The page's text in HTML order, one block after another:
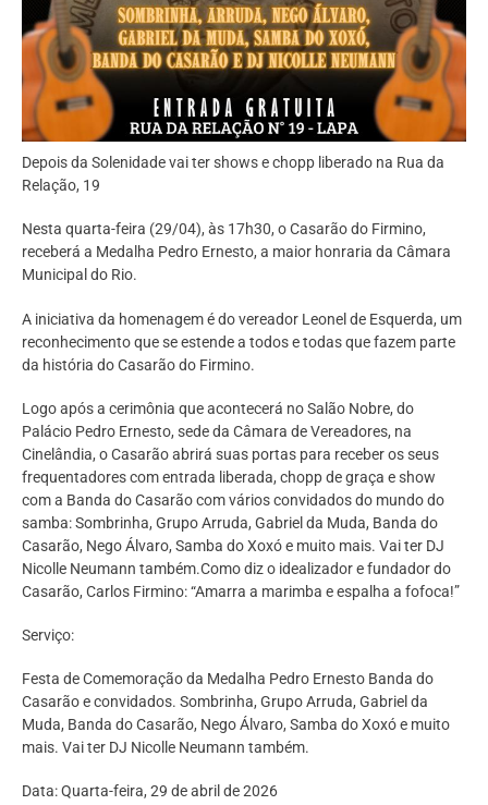
Depois da Solenidade vai ter shows e chopp liberado na Rua da
Relação, 19
Nesta quarta-feira (29/04), às 17h30, o Casarão do Firmino,
receberá a Medalha Pedro Ernesto, a maior honraria da Câmara
Municipal do Rio.
A iniciativa da homenagem é do vereador Leonel de Esquerda, um
reconhecimento que se estende a todos e todas que fazem parte
da história do Casarão do Firmino.
Logo após a cerimônia que acontecerá no Salão Nobre, do
Palácio Pedro Ernesto, sede da Câmara de Vereadores, na
Cinelândia, o Casarão abrirá suas portas para receber os seus
frequentadores com entrada liberada, chopp de graça e show
com a Banda do Casarão com vários convidados do mundo do
samba: Sombrinha, Grupo Arruda, Gabriel da Muda, Banda do
Casarão, Nego Álvaro, Samba do Xoxó e muito mais. Vai ter DJ
Nicolle Neumann também.Como diz o idealizador e fundador do
Casarão, Carlos Firmino: “Amarra a marimba e espalha a fofoca!”
Serviço:
Festa de Comemoração da Medalha Pedro Ernesto Banda do
Casarão e convidados. Sombrinha, Grupo Arruda, Gabriel da
Muda, Banda do Casarão, Nego Álvaro, Samba do Xoxó e muito
mais. Vai ter DJ Nicolle Neumann também.
Data: Quarta-feira, 29 de abril de 2026